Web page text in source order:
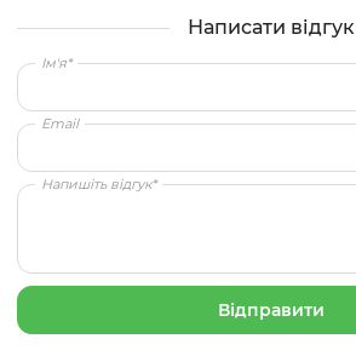
Написати відгук
Ім'я*
Email
Напишіть відгук*